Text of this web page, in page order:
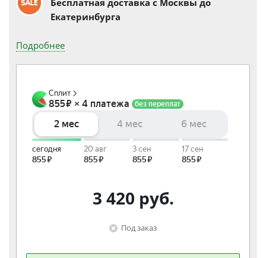
Екатеринбурга
Подробнее
3 420 руб.
Под заказ